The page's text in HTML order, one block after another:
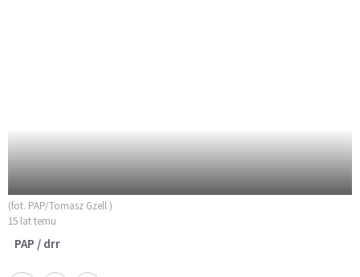
(fot. PAP/Tomasz Gzell )
15 lat temu
PAP / drr